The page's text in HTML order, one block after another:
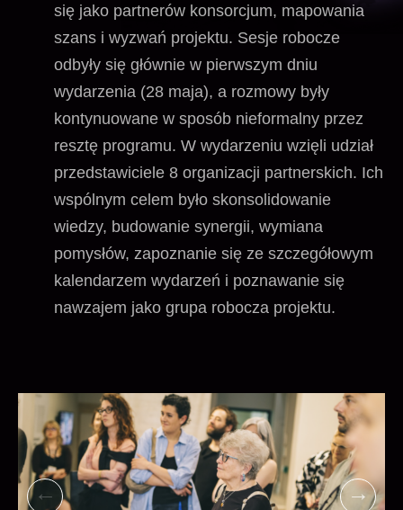
się jako partnerów konsorcjum, mapowania
szans i wyzwań projektu. Sesje robocze
odbyły się głównie w pierwszym dniu
wydarzenia (28 maja), a rozmowy były
kontynuowane w sposób nieformalny przez
resztę programu. W wydarzeniu wzięli udział
przedstawiciele 8 organizacji partnerskich. Ich
wspólnym celem było skonsolidowanie
wiedzy, budowanie synergii, wymiana
pomysłów, zapoznanie się ze szczegółowym
kalendarzem wydarzeń i poznawanie się
nawzajem jako grupa robocza projektu.